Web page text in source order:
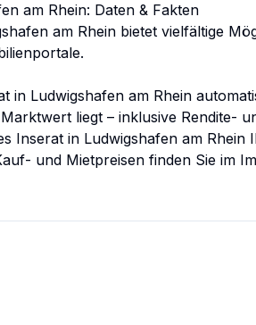
am Rhein: Daten & Fakten
am Rhein bietet vielfältige
in Ludwigshafen am Rhein
liegt – inklusive Rendite-
Inserat in Ludwigshafen am Rhein
und Mietpreisen finden Sie im